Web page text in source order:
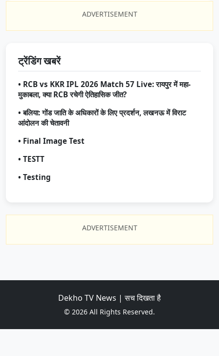
ADVERTISEMENT
ट्रेंडिंग खबरें
• RCB vs KKR IPL 2026 Match 57 Live: रायपुर में महा-
मुकाबला, क्या RCB रचेगी ऐतिहासिक जीत?
• बलिया: गोंड जाति के अधिकारों के लिए प्रदर्शन, लखनऊ में विराट
आंदोलन की चेतावनी
• Final Image Test
• TESTT
• Testing
ADVERTISEMENT
Dekho TV News | सच दिखता है
© 2026 All Rights Reserved.